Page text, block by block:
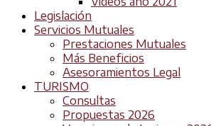
Legislación
Servicios Mutuales
Prestaciones Mutuales
Más Beneficios
Asesoramientos Legal
TURISMO
Consultas
Propuestas 2026